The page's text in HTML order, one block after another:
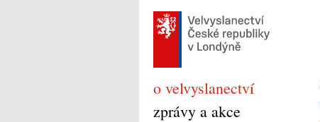
o velvyslanectví
zprávy a akce